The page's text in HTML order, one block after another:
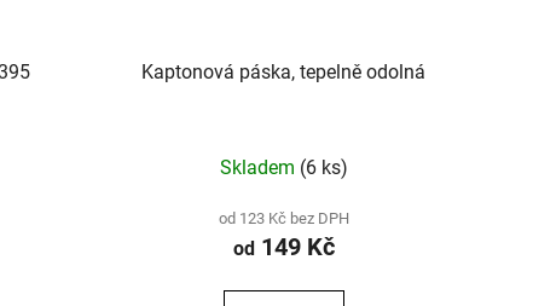
Kaptonová páska, tepelně odolná
Skladem (6 ks)
od 123 Kč bez DPH
od149 Kč